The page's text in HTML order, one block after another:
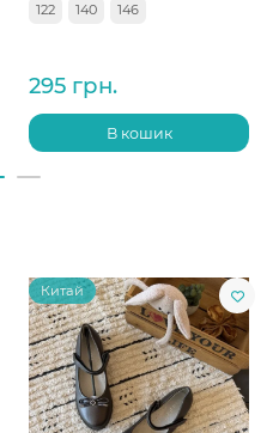
122 140 146
295 грн.
В кошик
Китай